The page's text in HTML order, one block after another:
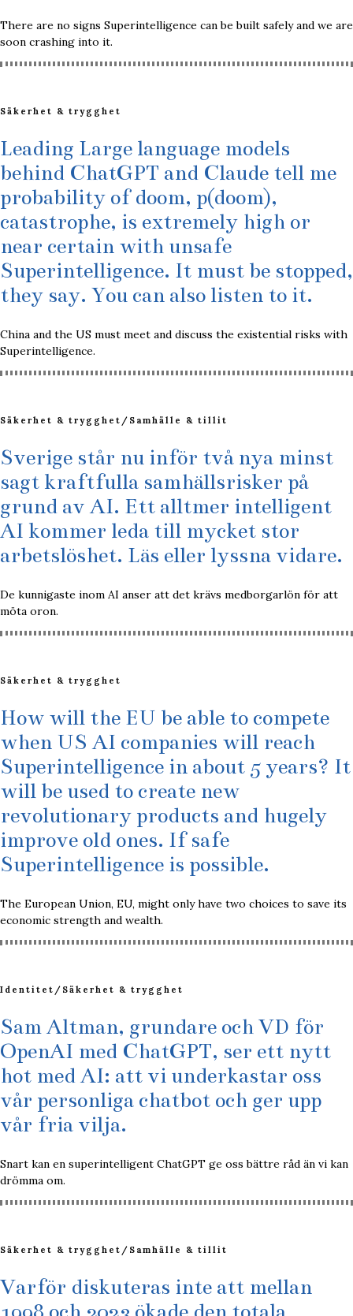
There are no signs Superintelligence can be built safely and we are
soon crashing into it.
Säkerhet & trygghet
Leading Large language models
behind ChatGPT and Claude tell me
probability of doom, p(doom),
catastrophe, is extremely high or
near certain with unsafe
Superintelligence. It must be stopped,
they say. You can also listen to it.
China and the US must meet and discuss the existential risks with
Superintelligence.
Säkerhet & trygghet / Samhälle & tillit
Sverige står nu inför två nya minst
sagt kraftfulla samhällsrisker på
grund av AI. Ett alltmer intelligent
AI kommer leda till mycket stor
arbetslöshet. Läs eller lyssna vidare.
De kunnigaste inom AI anser att det krävs medborgarlön för att
möta oron.
Säkerhet & trygghet
How will the EU be able to compete
when US AI companies will reach
Superintelligence in about 5 years? It
will be used to create new
revolutionary products and hugely
improve old ones. If safe
Superintelligence is possible.
The European Union, EU, might only have two choices to save its
economic strength and wealth.
Identitet / Säkerhet & trygghet
Sam Altman, grundare och VD för
OpenAI med ChatGPT, ser ett nytt
hot med AI: att vi underkastar oss
vår personliga chatbot och ger upp
vår fria vilja.
Snart kan en superintelligent ChatGPT ge oss bättre råd än vi kan
drömma om.
Säkerhet & trygghet / Samhälle & tillit
Varför diskuteras inte att mellan